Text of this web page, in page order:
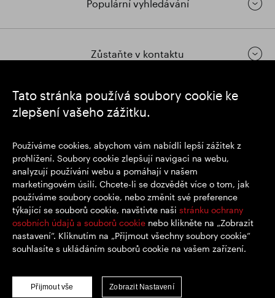
Tato stránka používá soubory cookie ke
zlepšení vašeho zážitku.
Používáme cookies, abychom vám nabídli lepší zážitek z
prohlížení. Soubory cookie zlepšují navigaci na webu,
analyzují používání webu a pomáhají v našem
marketingovém úsilí. Chcete-li se dozvědět více o tom, jak
používáme soubory cookie, nebo změnit své preference
týkající se souborů cookie, navštivte naši stránku ochrany
osobních údajů a souborů cookie nebo klikněte na „Zobrazit
nastavení“. Kliknutím na „Přijmout všechny soubory cookie“
souhlasíte s ukládáním souborů cookie na vašem zařízení.
Přijmout vše Zobrazit Nastavení
Populární vyhledávání
Zůstaňte v kontaktu
https://www.linkedin.com/
https://www.youtube.com/
https://twitter.com/
Sídlo: 1 New Burlington Place, Londýn W1S 2HR
Registrační číslo Spojeného království 167591
Místo registrace: Anglie a Wales
© SEGRO 2022
Zřeknutí se odpovědnosti
Zásady používání souborů cookie